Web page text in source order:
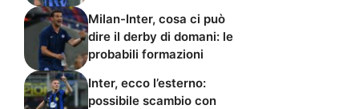
Milan-Inter, cosa ci può
dire il derby di domani: le
probabili formazioni
Inter, ecco l’esterno:
possibile scambio con